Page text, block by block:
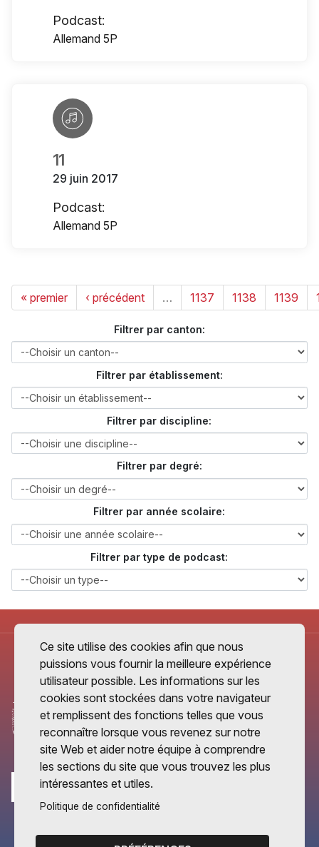
Podcast:
Allemand 5P
11
29 juin 2017
Podcast:
Allemand 5P
« premier ‹ précédent … 1137 1138 1139
Filtrer par canton:
Filtrer par établissement:
Filtrer par discipline:
Filtrer par degré:
Filtrer par année scolaire:
Filtrer par type de podcast:
Ce site utilise des cookies afin que nous
puissions vous fournir la meilleure expérience
utilisateur possible. Les informations sur les
cookies sont stockées dans votre navigateur
et remplissent des fonctions telles que vous
reconnaître lorsque vous revenez sur notre
site Web et aider notre équipe à comprendre
les sections du site que vous trouvez les plus
intéressantes et utiles.
Politique de confidentialité